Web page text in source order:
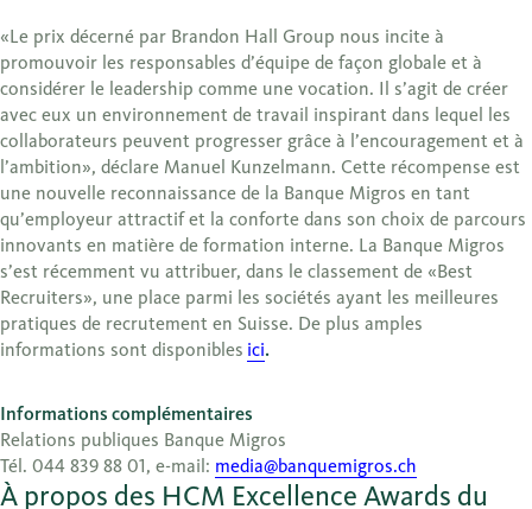
«Le prix décerné par Brandon Hall Group nous incite à
promouvoir les responsables d’équipe de façon globale et à
considérer le leadership comme une vocation. Il s’agit de créer
avec eux un environnement de travail inspirant dans lequel les
collaborateurs peuvent progresser grâce à l’encouragement et à
l’ambition», déclare Manuel Kunzelmann. Cette récompense est
une nouvelle reconnaissance de la Banque Migros en tant
qu’employeur attractif et la conforte dans son choix de parcours
innovants en matière de formation interne. La Banque Migros
s’est récemment vu attribuer, dans le classement de «Best
Recruiters», une place parmi les sociétés ayant les meilleures
pratiques de recrutement en Suisse. De plus amples
informations sont disponibles ici.
Informations complémentaires
Relations publiques Banque Migros
Tél. 044 839 88 01, e-mail: media@banquemigros.ch
À propos des HCM Excellence Awards du